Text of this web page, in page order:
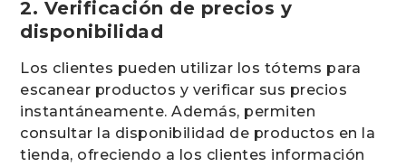
2. Verificación de precios y
disponibilidad
Los clientes pueden utilizar los tótems para
escanear productos y verificar sus precios
instantáneamente. Además, permiten
consultar la disponibilidad de productos en la
tienda, ofreciendo a los clientes información